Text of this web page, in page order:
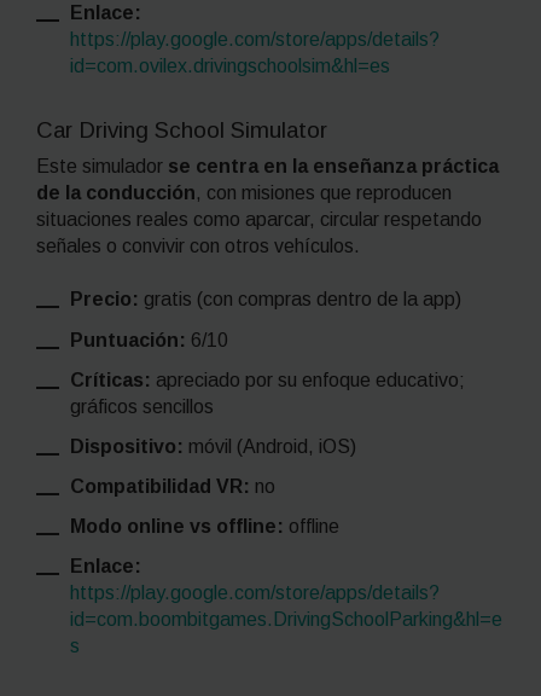
Enlace:
https://play.google.com/store/apps/details?
id=com.ovilex.drivingschoolsim&hl=es
Car Driving School Simulator
Este simulador se centra en la enseñanza práctica
de la conducción, con misiones que reproducen
situaciones reales como aparcar, circular respetando
señales o convivir con otros vehículos.
Precio: gratis (con compras dentro de la app)
Puntuación: 6/10
Críticas: apreciado por su enfoque educativo;
gráficos sencillos
Dispositivo: móvil (Android, iOS)
Compatibilidad VR: no
Modo online vs offline: offline
Enlace:
https://play.google.com/store/apps/details?
id=com.boombitgames.DrivingSchoolParking&hl=e
s